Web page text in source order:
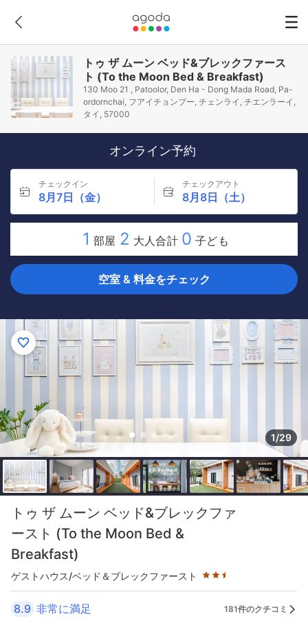
トゥ ザ ムーン ベッド&ブレックファース
ト (To the Moon Bed & Breakfast)
130 Moo 21 , Patoolor, Den Ha - Dong Mada Road, Pa-
ordornchai, フアイチョンプー, チェンライ, チエンラーイ,
タイ, 57000
オンライン予約
チェックイン
8月7日（金）
チェックアウト
8月8日（土）
1 部屋 2 大人合計 0 子ども
空室 & 料金をチェック
1/29
トゥ ザ ムーン ベッド&ブレックファ
ースト (To the Moon Bed &
Breakfast)
ゲストハウス/ベッド＆ブレックファースト
星評価 2.5つ星
8.9 非常に満足 181件のクチコミ